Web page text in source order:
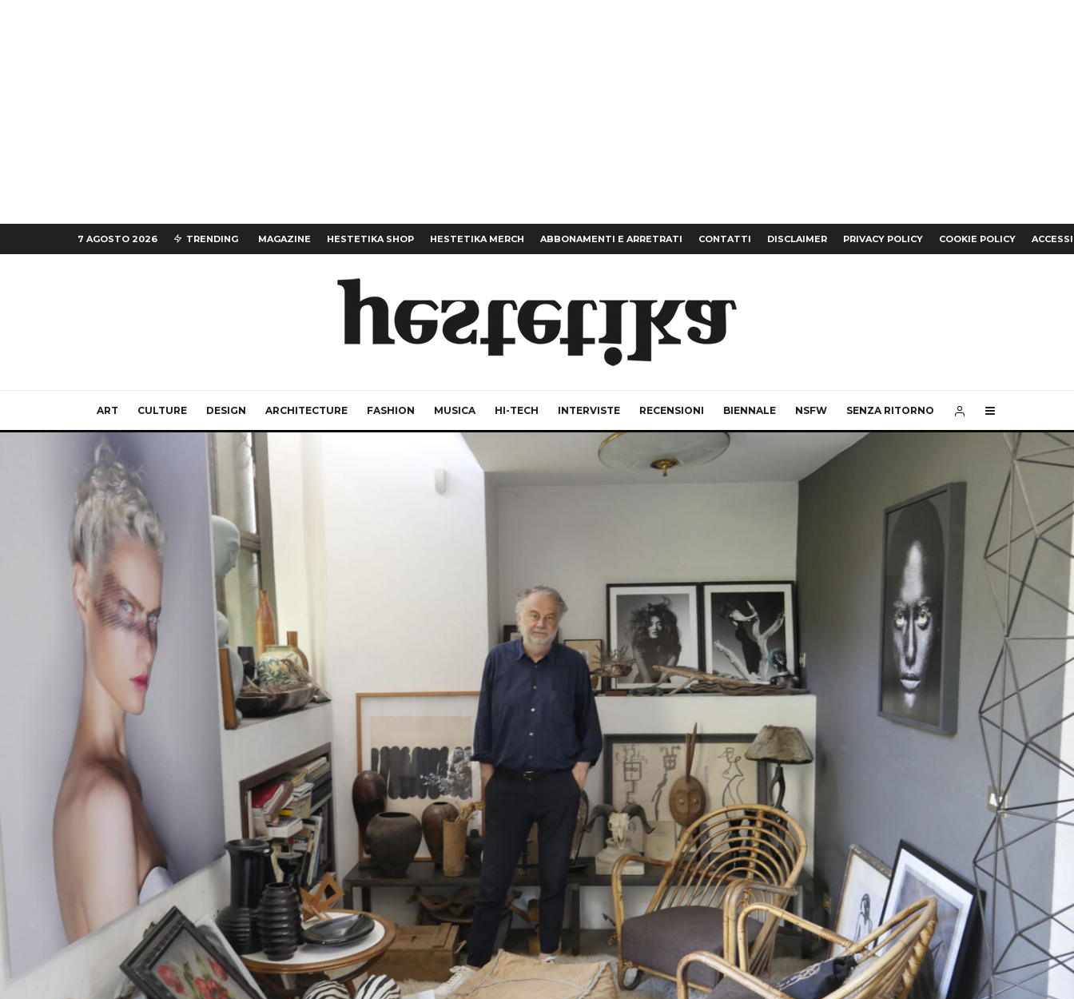
7 AGOSTO 2026 TRENDING MAGAZINE HESTETIKA SHOP HESTETIKA MERCH ABBONAMENTI E ARRETRATI CONTATTI DISCLAIMER PRIVACY POLICY COOKIE POLICY
ART CULTURE DESIGN ARCHITECTURE FASHION MUSICA HI-TECH INTERVISTE RECENSIONI BIENNALE NSFW SENZA RITORNO